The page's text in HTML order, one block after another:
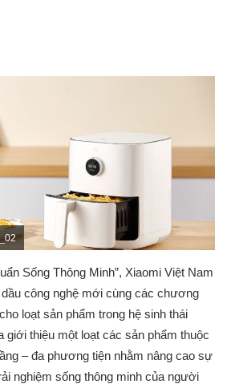
Sống Thông Minh”, Xiaomi Việt Nam
công nghệ mới cùng các chương
loạt sản phẩm trong hệ sinh thái
thiệu một loạt các sản phẩm thuộc
– đa phương tiện nhằm nâng cao sự
nghiệm sống thông minh của người